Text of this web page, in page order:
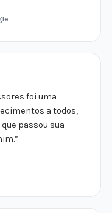
foi uma
a todos,
passou sua